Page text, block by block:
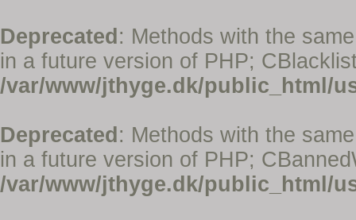
Deprecated : Methods with the
in a future version of PHP;
/var/www/jthyge.dk/public_html/
Deprecated : Methods with the
in a future version of PHP;
/var/www/jthyge.dk/public_html/